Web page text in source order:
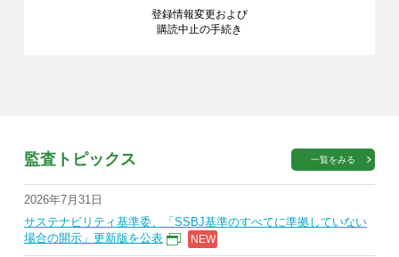
登録情報変更および
購読中止の手続き
監査トピックス 一覧をみる
2026年7月31日
サステナビリティ基準委、「SSBJ基準のすべてに準拠していない
場合の開示」更新版を公表